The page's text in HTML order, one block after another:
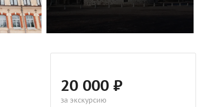
20 000 ₽
за экскурсию